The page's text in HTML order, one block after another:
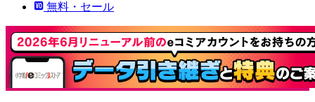
無料・セール